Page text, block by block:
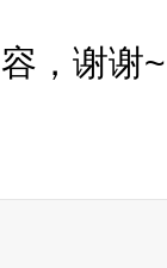
，谢谢~